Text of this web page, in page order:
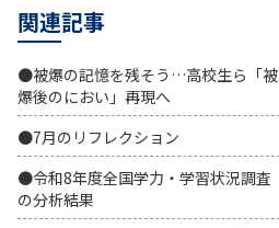
関連記事
●被爆の記憶を残そう…高校生ら「被
爆後のにおい」再現へ
●7月のリフレクション
●令和8年度全国学力・学習状況調査
の分析結果